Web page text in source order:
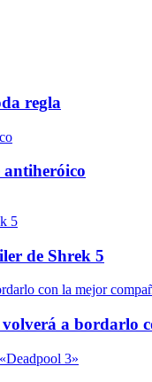
regla
antiheróico
de Shrek 5
a bordarlo